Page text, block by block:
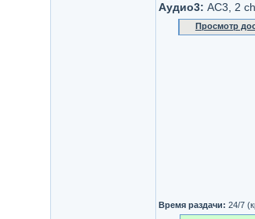
Аудио3: AC3, 2
Просмотр
Время раздачи: 24/7